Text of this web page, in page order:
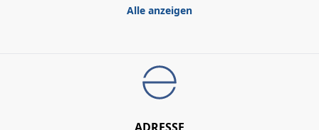
Alle anzeigen
ADRESSE